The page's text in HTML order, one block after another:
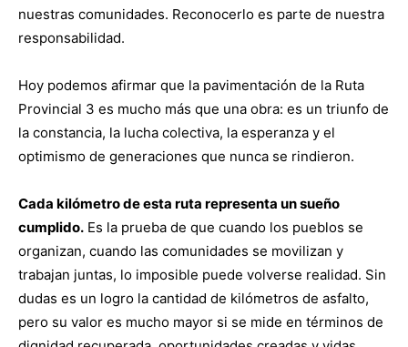
nuestras comunidades. Reconocerlo es parte de nuestra
responsabilidad.
Hoy podemos afirmar que la pavimentación de la Ruta
Provincial 3 es mucho más que una obra: es un triunfo de
la constancia, la lucha colectiva, la esperanza y el
optimismo de generaciones que nunca se rindieron.
Cada kilómetro de esta ruta representa un sueño
cumplido. Es la prueba de que cuando los pueblos se
organizan, cuando las comunidades se movilizan y
trabajan juntas, lo imposible puede volverse realidad. Sin
dudas es un logro la cantidad de kilómetros de asfalto,
pero su valor es mucho mayor si se mide en términos de